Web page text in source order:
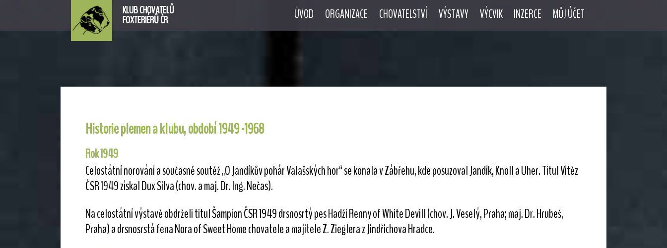
KLUB CHOVATELŮ
FOXTERIÉRŮ ČR ÚVOD ORGANIZACE CHOVATELSTVÍ VÝSTAVY VÝCVIK INZERCE MŮJ ÚČET
Historie plemen a klubu, období 1949 -1968
Rok 1949
Celostátní norování a současně soutěž „O Jandíkův pohár Valašských hor“ se konala v Zábřehu, kde posuzoval Jandík, Knoll a Uher. Titul Vítěz
ČSR 1949 získal Dux Silva (chov. a maj. Dr. Ing. Nečas).
Na celostátní výstavě obdrželi titul Šampion ČSR 1949 drsnosrtý pes Hadži Renny of White Devill (chov. J. Veselý, Praha; maj. Dr. Hrubeš,
Praha) a drsnosrstá fena Nora of Sweet Home chovatele a majitele Z. Zieglera z Jindřichova Hradce.